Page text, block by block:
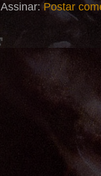
Assinar:Postar